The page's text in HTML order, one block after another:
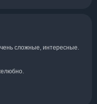
сложные, интересные.